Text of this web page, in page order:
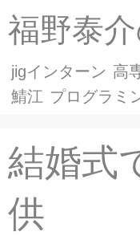
福野泰
jigインターン 高
鯖江 プログラミ
結婚式
供